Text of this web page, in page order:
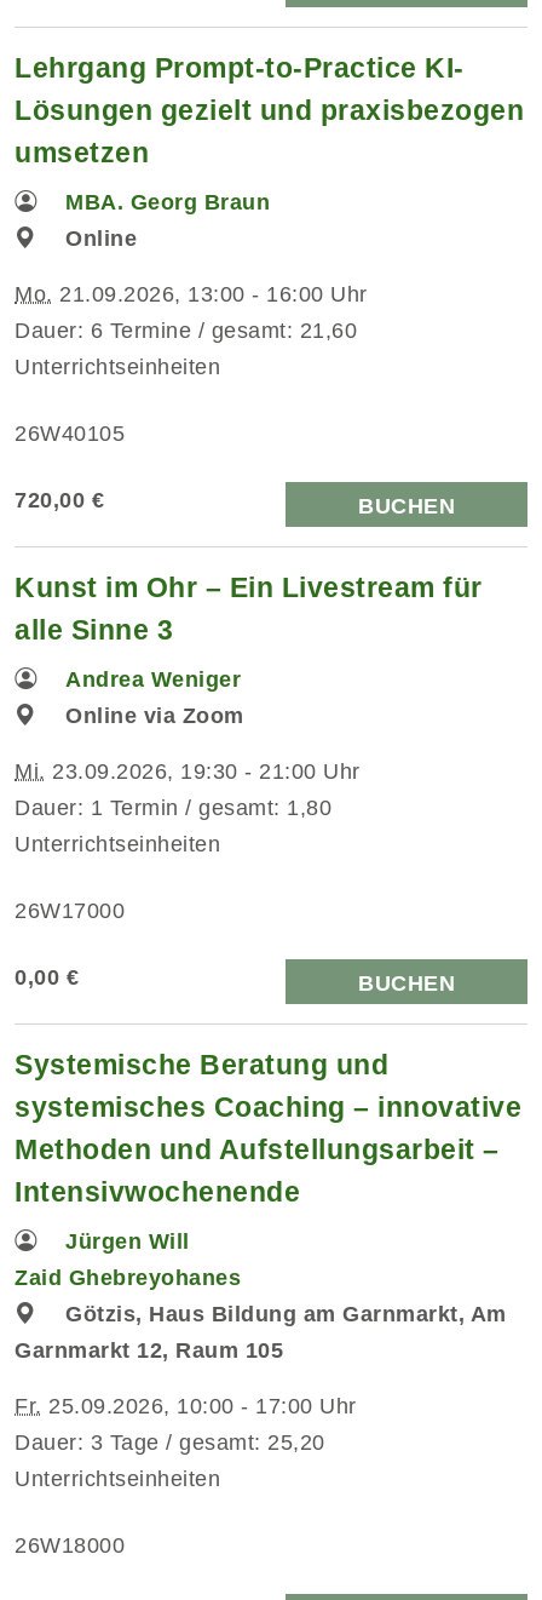
Lehrgang Prompt-to-Practice KI-
Lösungen gezielt und praxisbezogen
umsetzen
MBA. Georg Braun
Online
Mo. 21.09.2026, 13:00 - 16:00 Uhr
Dauer: 6 Termine / gesamt: 21,60
Unterrichtseinheiten
26W40105
720,00 € BUCHEN
Kunst im Ohr – Ein Livestream für
alle Sinne 3
Andrea Weniger
Online via Zoom
Mi. 23.09.2026, 19:30 - 21:00 Uhr
Dauer: 1 Termin / gesamt: 1,80
Unterrichtseinheiten
26W17000
0,00 € BUCHEN
Systemische Beratung und
systemisches Coaching – innovative
Methoden und Aufstellungsarbeit –
Intensivwochenende
Jürgen Will
Zaid Ghebreyohanes
Götzis, Haus Bildung am Garnmarkt, Am
Garnmarkt 12, Raum 105
Fr. 25.09.2026, 10:00 - 17:00 Uhr
Dauer: 3 Tage / gesamt: 25,20
Unterrichtseinheiten
26W18000